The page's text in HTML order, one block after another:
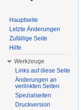
Hauptseite
Letzte Änderungen
Zufällige Seite
Hilfe
Werkzeuge
Links auf diese Seite
Änderungen an
verlinkten Seiten
Spezialseiten
Druckversion